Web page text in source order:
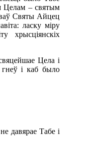
Целам – святым
Святы Айцец
ласку міру
хрысціянскіх
Цела і
і каб было
давярае Табе і